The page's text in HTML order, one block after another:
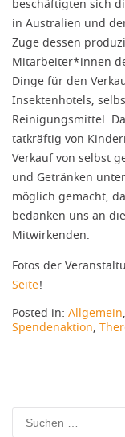
beschäftigten sich
in Australien und
Zuge dessen
Mitarbeiter*innen
Dinge für den
Insektenhotels,
Reinigungsmittel.
tatkräftig von
Verkauf von selbst
und Getränken
möglich gemacht,
bedanken uns an
Mitwirkenden.
Fotos der
Seite!
Posted in: Allgemein,
Spendenaktion,
Suchen
nach: